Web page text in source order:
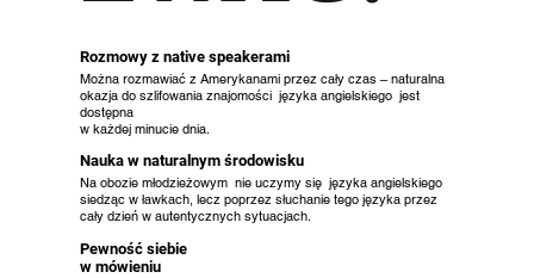
Rozmowy z native speakerami
Można rozmawiać z Amerykanami przez cały czas – naturalna
okazja do szlifowania znajomości języka angielskiego jest
dostępna
w każdej minucie dnia.
Nauka w naturalnym środowisku
Na obozie młodzieżowym nie uczymy się języka angielskiego
siedząc w ławkach, lecz poprzez słuchanie tego języka przez
cały dzień w autentycznych sytuacjach.
Pewność siebie
w mówieniu